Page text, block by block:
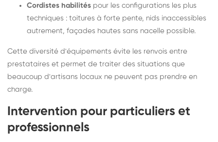
Cordistes habilités pour les configurations les plus
techniques : toitures à forte pente, nids inaccessibles
autrement, façades hautes sans nacelle possible.
Cette diversité d'équipements évite les renvois entre
prestataires et permet de traiter des situations que
beaucoup d'artisans locaux ne peuvent pas prendre en
charge.
Intervention pour particuliers et
professionnels